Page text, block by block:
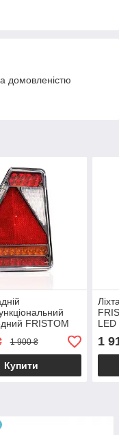
домовленістю
FRISTOM
лівий
1 900 ₴
Купити
LED
1